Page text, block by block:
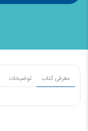
معرفی کتاب توضیحات